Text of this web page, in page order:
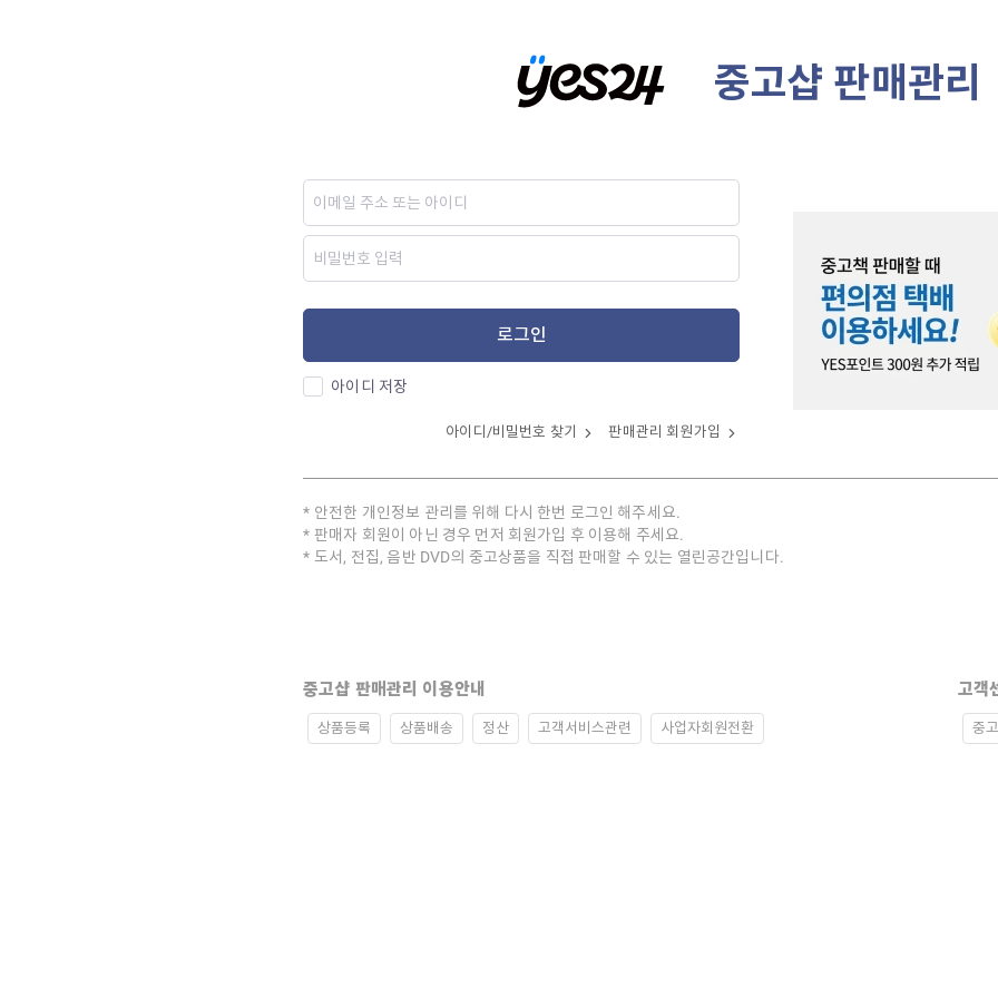
중고샵 판매관리
로그인
아이디 저장
아이디/비밀번호 찾기 판매관리 회원가입
안전한 개인정보 관리를 위해 다시 한번 로그인 해주세요.
판매자 회원이 아닌 경우 먼저 회원가입 후 이용해 주세요.
도서, 전집, 음반 DVD의 중고상품을 직접 판매할 수 있는 열린공간입니다.
중고샵 판매관리 이용안내
상품등록 상품배송 정산 고객서비스관련 사업자회원전환
고객
중